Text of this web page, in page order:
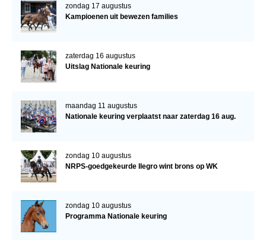
zondag 17 augustus
Kampioenen uit bewezen families
zaterdag 16 augustus
Uitslag Nationale keuring
maandag 11 augustus
Nationale keuring verplaatst naar zaterdag 16 aug.
zondag 10 augustus
NRPS-goedgekeurde Ilegro wint brons op WK
zondag 10 augustus
Programma Nationale keuring